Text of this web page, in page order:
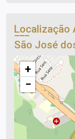
Localização
São José
+
−